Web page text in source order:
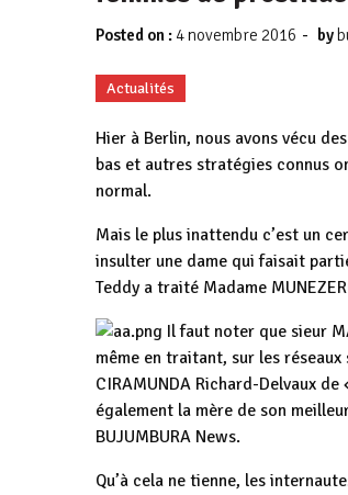
Posted on : 4 novembre 2016 - by
Actualités
Hier à Berlin, nous avons vécu
bas et autres stratégies connus
normal.
Mais le plus inattendu c’est un
insulter une dame qui faisait
Teddy a traité Madame
Il faut noter que sieur
même en traitant, sur les
CIRAMUNDA Richard-Delvaux
également la mère de son
BUJUMBURA News.
Qu’à cela ne tienne, les